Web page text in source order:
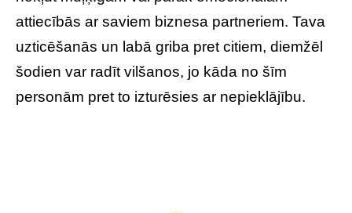
attiecībās ar saviem biznesa partneriem. Tava
uzticēšanās un labā griba pret citiem, diemžēl
šodien var radīt vilšanos, jo kāda no šīm
personām pret to izturēsies ar nepieklājību.